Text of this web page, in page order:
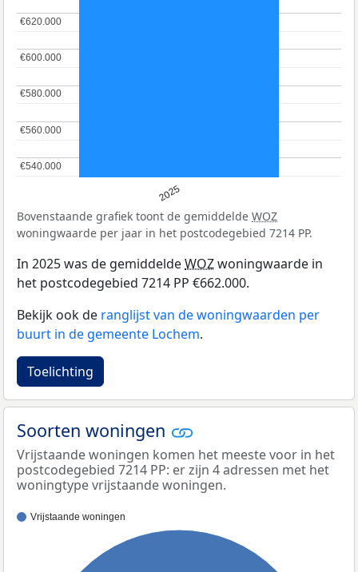
2025
€540.000
€540.000
€560.000
€560.000
€580.000
€580.000
€600.000
€600.000
€620.000
€620.000
Bovenstaande grafiek toont de gemiddelde WOZ
woningwaarde per jaar in het postcodegebied 7214 PP.
In 2025 was de gemiddeldeWOZwoningwaarde in
het postcodegebied 7214 PP €662.000.
Bekijk ook de ranglijst van de woningwaarden per
buurt in de gemeente Lochem.
Toelichting
Soorten woningen
Vrijstaande woningen komen het meeste voor in het
postcodegebied 7214 PP: er zijn 4 adressen met het
woningtype vrijstaande woningen.
Vrijstaande woningen